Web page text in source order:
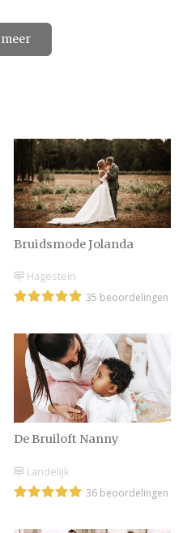
Bruidsmode Jolanda
Hagestein
35 beoordelingen
De Bruiloft Nanny
Landelijk
36 beoordelingen
bruid? Dit zijn
tips voor een
dag!
of weinig
voor de
meer